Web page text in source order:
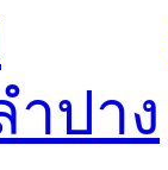
ำปาง